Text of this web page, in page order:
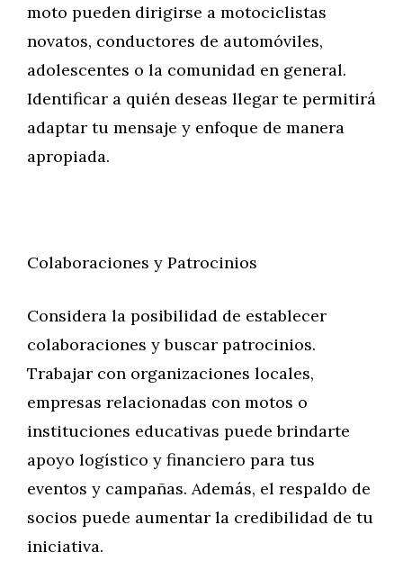
moto pueden dirigirse a motociclistas
novatos, conductores de automóviles,
adolescentes o la comunidad en general.
Identificar a quién deseas llegar te permitirá
adaptar tu mensaje y enfoque de manera
apropiada.
Colaboraciones y Patrocinios
Considera la posibilidad de establecer
colaboraciones y buscar patrocinios.
Trabajar con organizaciones locales,
empresas relacionadas con motos o
instituciones educativas puede brindarte
apoyo logístico y financiero para tus
eventos y campañas. Además, el respaldo de
socios puede aumentar la credibilidad de tu
iniciativa.